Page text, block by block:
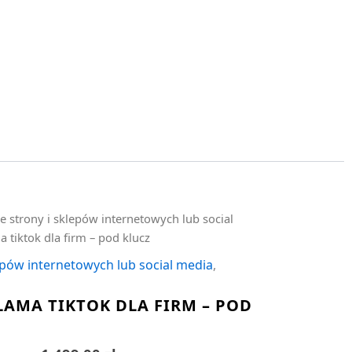
strony i sklepów internetowych lub social
tiktok dla firm – pod klucz
internetowych lub social media,
TIKTOK DLA FIRM – POD